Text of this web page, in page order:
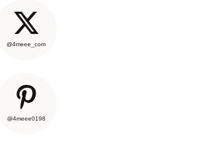
@4meee_com
@4meee0198